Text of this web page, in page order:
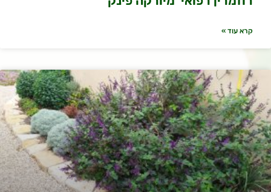
קרא עוד »